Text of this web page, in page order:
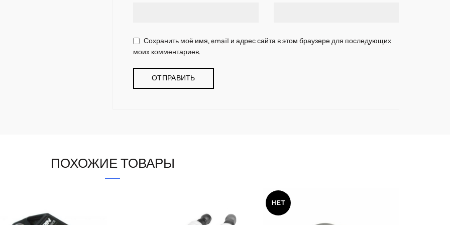
Сохранить моё имя, email и адрес сайта в этом браузере для последующих
моих комментариев.
ПОХОЖИЕ ТОВАРЫ
НЕТ